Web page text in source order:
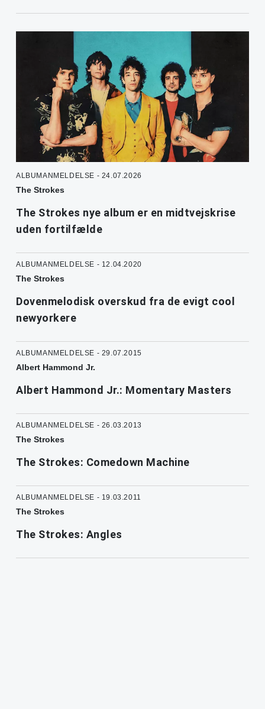
ALBUMANMELDELSE - 24.07.2026
The Strokes
The Strokes nye album er en midtvejskrise
uden fortilfælde
ALBUMANMELDELSE - 12.04.2020
The Strokes
Dovenmelodisk overskud fra de evigt cool
newyorkere
ALBUMANMELDELSE - 29.07.2015
Albert Hammond Jr.
Albert Hammond Jr.: Momentary Masters
ALBUMANMELDELSE - 26.03.2013
The Strokes
The Strokes: Comedown Machine
ALBUMANMELDELSE - 19.03.2011
The Strokes
The Strokes: Angles